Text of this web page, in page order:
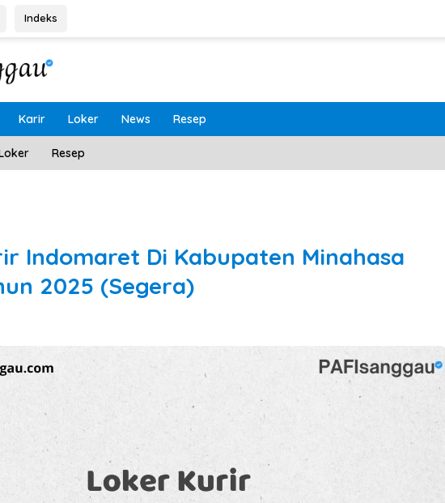
Indeks
Karir Loker News Resep
Resep
Indomaret Di Kabupaten Minahasa
2025 (Segera)